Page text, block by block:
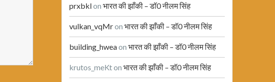
prxbklon भारत की झाँकी – डॉ0 नीलम सिंह
vulkan_vqMron भारत की झाँकी – डॉ0 नीलम सिंह
building_hweaon भारत की झाँकी – डॉ0 नीलम सिंह
krutos_meKton भारत की झाँकी – डॉ0 नीलम सिंह